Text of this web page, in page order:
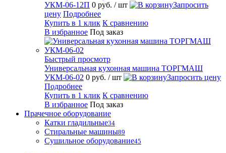
УКМ-06-12П 0 руб. / шт
Запросить
цену Подробнее
Купить в 1 клик К сравнению
В избранное Под заказ
Быстрый просмотр
Универсальная кухонная машина ТОРГМАШ
УКМ-06-02 0 руб. / шт
Запросить цену
Подробнее
Купить в 1 клик К сравнению
В избранное Под заказ
Прачечное оборудование
Катки гладильные34
Стиральные машины89
Сушильное оборудование45